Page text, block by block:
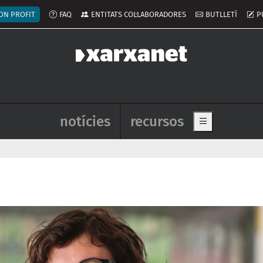
del compte d'usuari
PROFIT FAQ ENTITATS COL·LABORADORES BUTLLETÍ
Navegació principal de
notícies recursos Show main